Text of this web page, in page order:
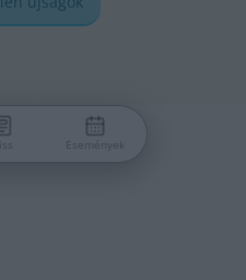
Események